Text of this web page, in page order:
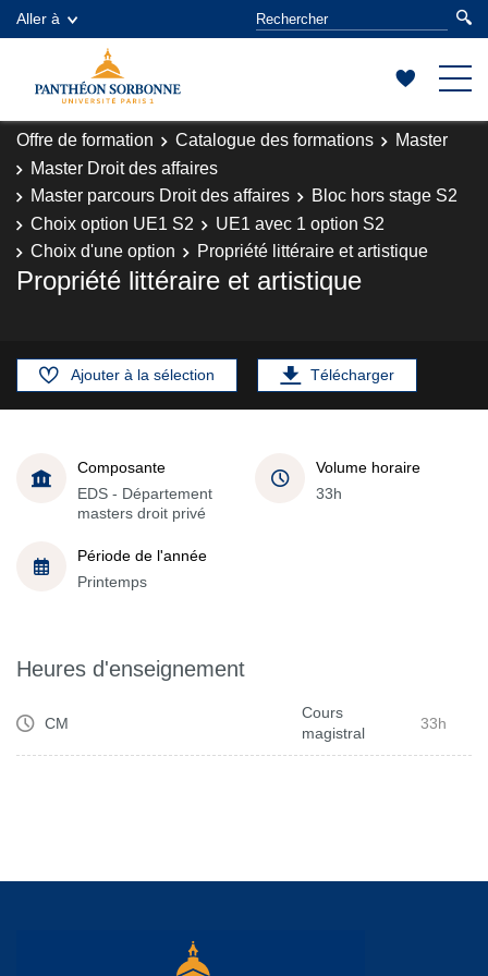
Aller à
Offre de formation Catalogue des formations
Master
Master Droit des affaires
Master parcours Droit des affaires
Bloc hors stage S2
Choix option UE1 S2
UE1 avec 1 option S2
Choix d'une option
Propriété littéraire et artistique
Propriété littéraire et artistique
Ajouter à la sélection Télécharger
Composante
EDS - Département
masters droit privé
Volume horaire
33h
Période de l'année
Printemps
Heures d'enseignement
CM
Cours
magistral
33h